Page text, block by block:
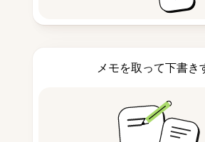
メモを取って下書き